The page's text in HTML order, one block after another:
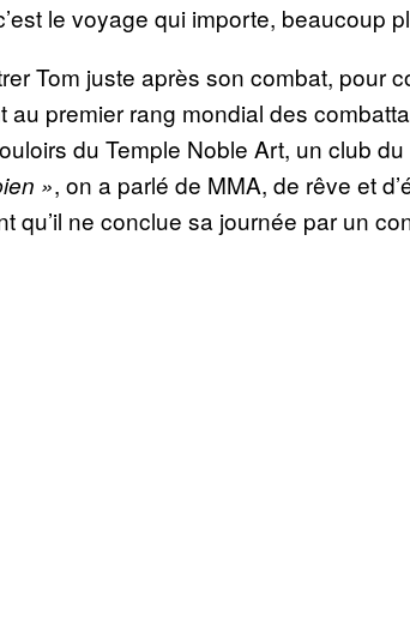
le voyage qui importe, beaucoup
Tom juste après son combat, pour
au premier rang mondial des
du Temple Noble Art, un club
», on a parlé de MMA, de rêve et
qu’il ne conclue sa journée par un